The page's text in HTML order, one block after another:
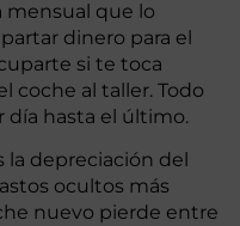
mensual que lo
dinero para el
si te toca
coche al taller. Todo
día hasta el último.
depreciación del
ocultos más
nuevo pierde entre